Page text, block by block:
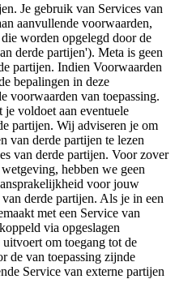
. Je gebruik van Services van
aanvullende voorwaarden,
worden opgelegd door de
derde partijen'). Meta is geen
partijen. Indien Voorwaarden
bepalingen in deze
voorwaarden van toepassing.
voldoet aan eventuele
partijen. Wij adviseren je om
van derde partijen te lezen
van derde partijen. Voor zover
hebben we geen
voor jouw
derde partijen. Als je in een
met een Service van
via opgeslagen
om toegang tot de
de van toepassing zijnde
Service van externe partijen